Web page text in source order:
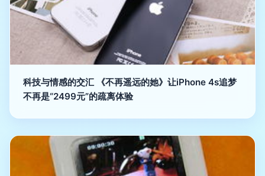
科技与情感的交汇 《不再遥远的她》让iPhone 4s追梦
不再是“2499元”的疏离体验